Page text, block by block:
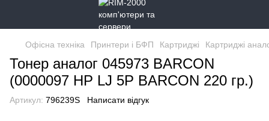
Офісна техніка Принтери і БФП Картриджі Картриджі
Тонер аналог 045973 BARCON
(0000097 HP LJ 5P BARCON 220 гр.)
Артикул: 796239S Написати відгук